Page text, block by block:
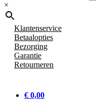
×
Klantenservice
Betaalopties
Bezorging
Garantie
Retourneren
€ 0,00